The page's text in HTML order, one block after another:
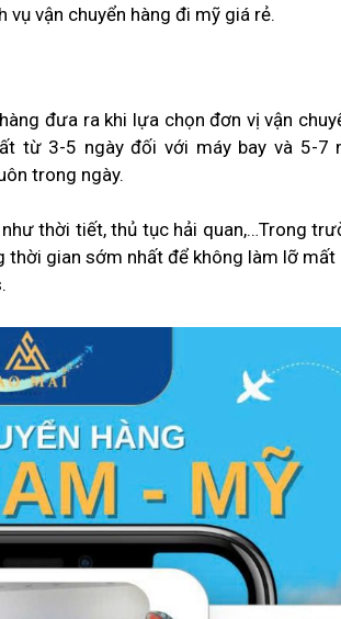
vận chuyển hàng đi mỹ giá rẻ.
đưa ra khi lựa chọn đơn vị vận
từ 3-5 ngày đối với máy bay và 5-7
trong ngày.
thời tiết, thủ tục hải quan,…Trong
gian sớm nhất để không làm lỡ